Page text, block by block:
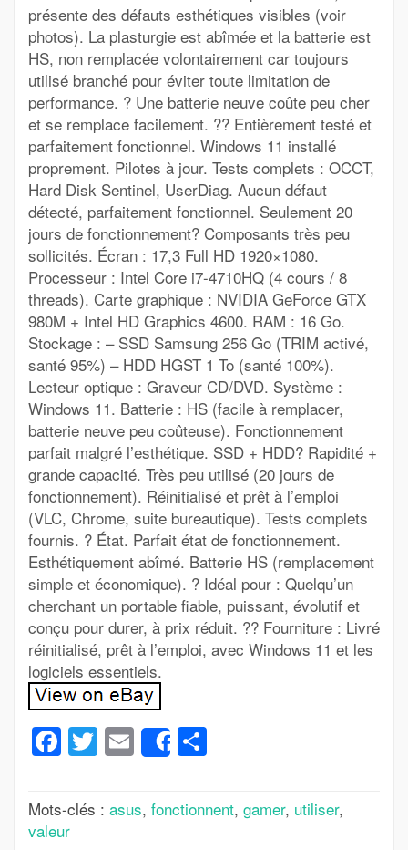
présente des défauts esthétiques visibles (voir
photos). La plasturgie est abîmée et la batterie est
HS, non remplacée volontairement car toujours
utilisé branché pour éviter toute limitation de
performance. ? Une batterie neuve coûte peu cher
et se remplace facilement. ?? Entièrement testé et
parfaitement fonctionnel. Windows 11 installé
proprement. Pilotes à jour. Tests complets : OCCT,
Hard Disk Sentinel, UserDiag. Aucun défaut
détecté, parfaitement fonctionnel. Seulement 20
jours de fonctionnement? Composants très peu
sollicités. Écran : 17,3 Full HD 1920×1080.
Processeur : Intel Core i7-4710HQ (4 cours / 8
threads). Carte graphique : NVIDIA GeForce GTX
980M + Intel HD Graphics 4600. RAM : 16 Go.
Stockage : – SSD Samsung 256 Go (TRIM activé,
santé 95%) – HDD HGST 1 To (santé 100%).
Lecteur optique : Graveur CD/DVD. Système :
Windows 11. Batterie : HS (facile à remplacer,
batterie neuve peu coûteuse). Fonctionnement
parfait malgré l’esthétique. SSD + HDD? Rapidité +
grande capacité. Très peu utilisé (20 jours de
fonctionnement). Réinitialisé et prêt à l’emploi
(VLC, Chrome, suite bureautique). Tests complets
fournis. ? État. Parfait état de fonctionnement.
Esthétiquement abîmé. Batterie HS (remplacement
simple et économique). ? Idéal pour : Quelqu’un
cherchant un portable fiable, puissant, évolutif et
conçu pour durer, à prix réduit. ?? Fourniture : Livré
réinitialisé, prêt à l’emploi, avec Windows 11 et les
logiciels essentiels.
Facebook
Twitter
Email
Share
Mots-clés : asus, fonctionnent, gamer, utiliser,
valeur